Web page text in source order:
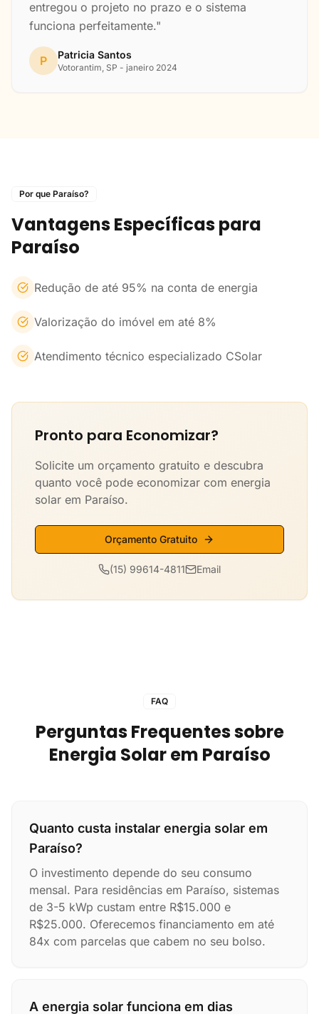
entregou o projeto no prazo e o sistema
funciona perfeitamente."
P Patricia Santos
Votorantim, SP - janeiro 2024
Por que Paraíso?
Vantagens Específicas para
Paraíso
Redução de até 95% na conta de energia
Valorização do imóvel em até 8%
Atendimento técnico especializado CSolar
Pronto para Economizar?
Solicite um orçamento gratuito e descubra
quanto você pode economizar com energia
solar em Paraíso.
Orçamento Gratuito
(15) 99614-4811 Email
FAQ
Perguntas Frequentes sobre
Energia Solar em Paraíso
Quanto custa instalar energia solar em
Paraíso?
O investimento depende do seu consumo
mensal. Para residências em Paraíso, sistemas
de 3-5 kWp custam entre R$15.000 e
R$25.000. Oferecemos financiamento em até
84x com parcelas que cabem no seu bolso.
A energia solar funciona em dias